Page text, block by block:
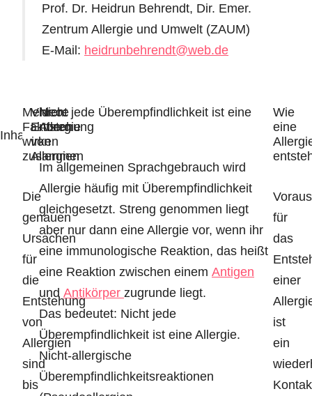
Prof. Dr. Heidrun Behrendt, Dir. Emer.
Zentrum Allergie und Umwelt (ZAUM)
E-Mail: heidrunbehrendt@web.de
Inhalt:
Mehrere
Faktoren
wirken
zusammen
Die
genauen
Ursachen
für
die
Entstehung
von
Allergien
sind
bis
Video:
Entstehung
von
Allergien
Nicht jede Überempfindlichkeit ist eine
Allergie
Im allgemeinen Sprachgebrauch wird
Allergie häufig mit Überempfindlichkeit
gleichgesetzt. Streng genommen liegt
aber nur dann eine Allergie vor, wenn ihr
eine immunologische Reaktion, das heißt
eine Reaktion zwischen einem Antigen
und Antikörper zugrunde liegt.
Das bedeutet: Nicht jede
Überempfindlichkeit ist eine Allergie.
Nicht-allergische
Überempfindlichkeitsreaktionen
Wie
eine
für
das
einer
ist
ein